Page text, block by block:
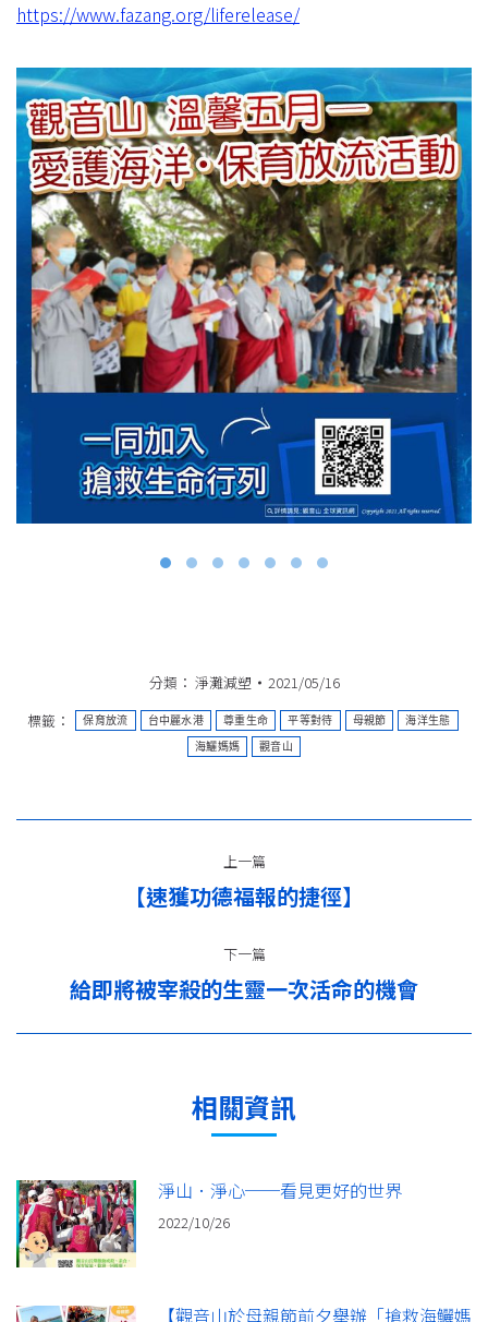
https://www.fazang.org/liferelease/
分類： 淨灘減塑
2021/05/16
標籤：
保育放流 台中麗水港 尊重生命 平等對待 母親節 海洋生態
海鱺媽媽 觀音山
上一篇
上
篇：
【速獲功德福報的捷徑】
下一篇
下
給即將被宰殺的生靈一次活命的機會
相關資訊
淨山．淨心──看見更好的世界
2022/10/26
【觀音山於母親節前夕舉辦「搶救海鱺媽